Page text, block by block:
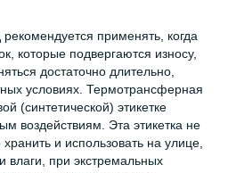
применять, когда
которые подвергаются износу,
достаточно длительно,
условиях. Термотрансферная
(синтетической) этикетке
воздействиям. Эта этикетка не
и использовать на улице,
влаги, при экстремальных